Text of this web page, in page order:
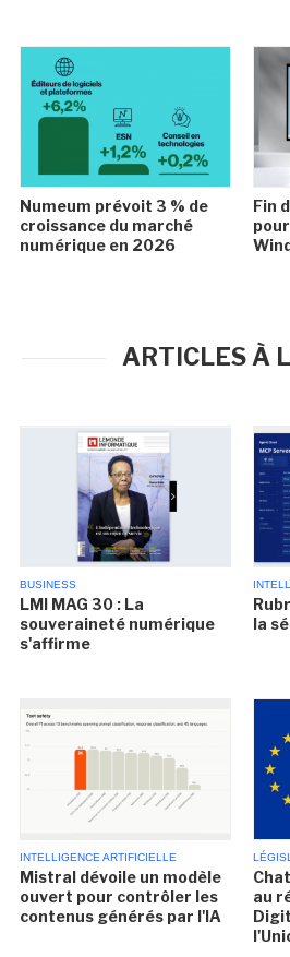
Numeum prévoit 3 % de
croissance du marché
numérique en 2026
Fin
ARTICLES À
BUSINESS
LMI MAG 30 : La
souveraineté numérique
s'affirme
la
INTELLIGENCE ARTIFICIELLE
Mistral dévoile un modèle
ouvert pour contrôler les
contenus générés par l'IA
au